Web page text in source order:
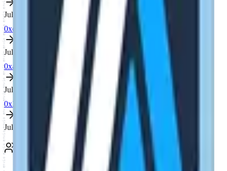
Jul 9, 2026, 10:23 AM
0xecb9133d...9d7ad089
0xfd08...cbb9
Jul 8, 2026, 06:06 PM
0xa44a8aff...0185f80b
0xfd08...cbb9
Jul 8, 2026, 04:02 PM
0x32ba6d3c...58a36294
0xfd08...cbb9
Jul 8, 2026, 03:46 PM
Owners1 of 1